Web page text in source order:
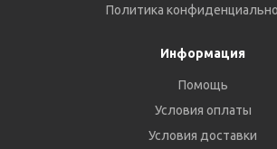
Политика
Информация
Помощь
Условия оплаты
Условия доставки